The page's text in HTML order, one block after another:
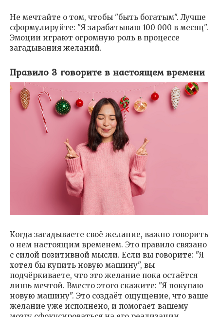
Не мечтайте о том, чтобы "быть богатым". Лучше
сформулируйте: "Я зарабатываю 100 000 в месяц".
Эмоции играют огромную роль в процессе
загадывания желаний.
Правило 3 говорите в настоящем времени
Когда загадываете своё желание, важно говорить
о нем настоящим временем. Это правило связано
с силой позитивной мысли. Если вы говорите: "Я
хотел бы купить новую машину", вы
подчёркиваете, что это желание пока остаётся
лишь мечтой. Вместо этого скажите: "Я покупаю
новую машину". Это создаёт ощущение, что ваше
желание уже исполнено, и помогает вашему